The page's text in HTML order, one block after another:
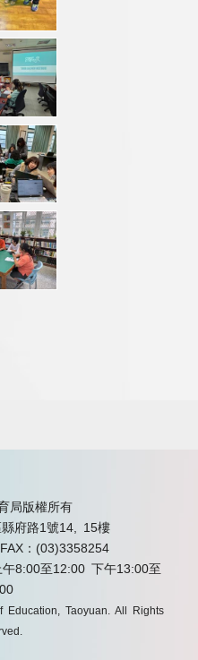
局版權所有
府路1號14, 15樓
FAX：(03)3358254
8:00至12:00 下午13:00至
Taoyuan. All Rights